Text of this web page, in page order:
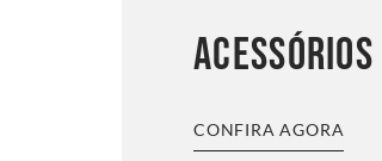
ACESSÓRIOS
CONFIRA AGORA